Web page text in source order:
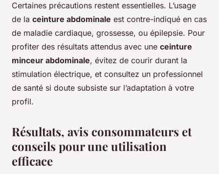
Certaines précautions restent essentielles. L’usage
de la ceinture abdominale est contre-indiqué en cas
de maladie cardiaque, grossesse, ou épilepsie. Pour
profiter des résultats attendus avec une ceinture
minceur abdominale, évitez de courir durant la
stimulation électrique, et consultez un professionnel
de santé si doute subsiste sur l’adaptation à votre
profil.
Résultats, avis consommateurs et
conseils pour une utilisation
efficace